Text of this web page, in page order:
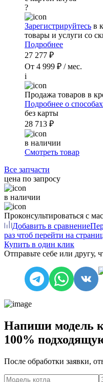
?
Зарегистрируйтесь в
товары и услуги со
Подробнее
27 277 ₽
От 4 999 ₽ / мес.
i
Продажа товаров в
Подробнее о
без карты
28 713 ₽
в наличии
Смотреть товар
Все запчасти
цена по запросу
в наличии
Проконсультироваться с
Добавить в сравнение
раз чтоб перейти на
Купить в один клик
Отправьте себе или другу,
Напиши модель
100%
После обработки заявки,